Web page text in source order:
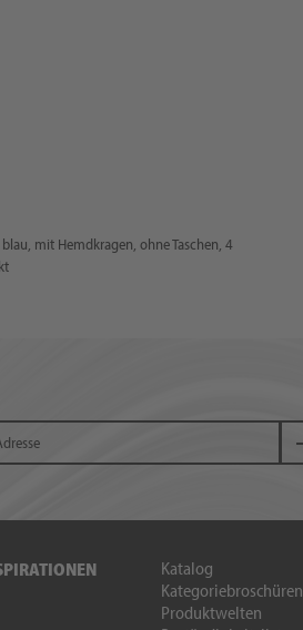
mit Hemdkragen, ohne Taschen, 4
Katalog
Kategoriebroschüren
Produktwelten